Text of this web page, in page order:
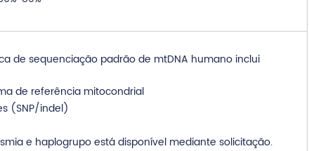
de sequenciação padrão de mtDNA humano inclui
de referência mitocondrial
(SNP/indel)
e haplogrupo está disponível mediante solicitação.